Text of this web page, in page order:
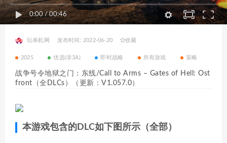
0:00/00:46
玩单机网 发布时间: 2022-06-20 收藏
2025 优选(非3A) 即时战略 所有游戏 策略
战争号令地狱之门：东线/Call to Arms – Gates of Hell: Ost
front（全DLCs）（更新：V1.057.0）
本游戏包含的DLC如下图所示（全部）